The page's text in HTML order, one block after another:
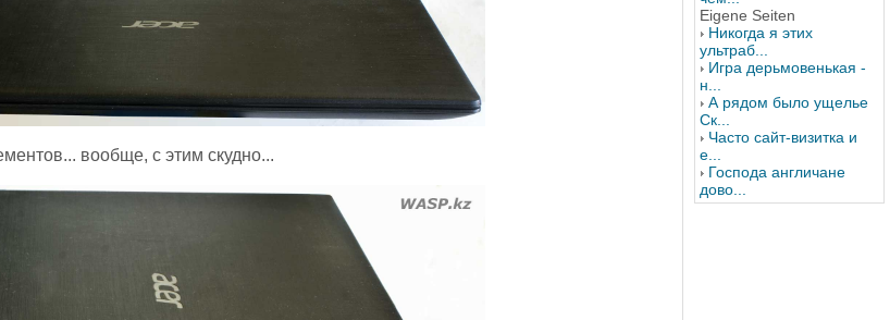
вообще, с этим скудно...
Eigene Seiten
Никогда я этих
ультраб...
Игра дерьмовенькая -
н...
А рядом было ущелье
Ск...
Часто сайт-визитка и
е...
Господа англичане
дово...